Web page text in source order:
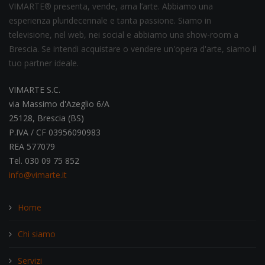
VIMARTE® presenta, vende, ama l’arte. Abbiamo una
esperienza pluridecennale e tanta passione. Siamo in
televisione, nel web, nei social e abbiamo una show-room a
Brescia. Se intendi acquistare o vendere un'opera d'arte, siamo il
tuo partner ideale.
VIMARTE S.C.
via Massimo d'Azeglio 6/A
25128, Brescia (BS)
P.IVA / CF 03956090983
REA 577079
Tel. 030 09 75 852
info@vimarte.it
Home
Chi siamo
Servizi